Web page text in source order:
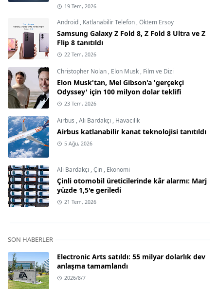
19 Tem, 2026
Android , Katlanabilir Telefon ,Öktem Ersoy
Samsung Galaxy Z Fold 8, Z Fold 8 Ultra ve Z
Flip 8 tanıtıldı
22 Tem, 2026
Christopher Nolan , Elon Musk , Film ve Dizi
Elon Musk'tan, Mel Gibson'a 'gerçekçi
Odyssey' için 100 milyon dolar teklifi
23 Tem, 2026
Airbus ,Ali Bardakçı , Havacılık
Airbus katlanabilir kanat teknolojisi tanıtıldı
5 Ağu, 2026
Ali Bardakçı ,Çin , Ekonomi
Çinli otomobil üreticilerinde kâr alarmı: Marj
yüzde 1,5'e geriledi
21 Tem, 2026
SON HABERLER
Electronic Arts satıldı: 55 milyar dolarlık dev
anlaşma tamamlandı
2026/8/7